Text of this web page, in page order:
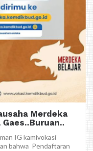
Merdeka
IG kamivokasi
bahwa Pendaftaran